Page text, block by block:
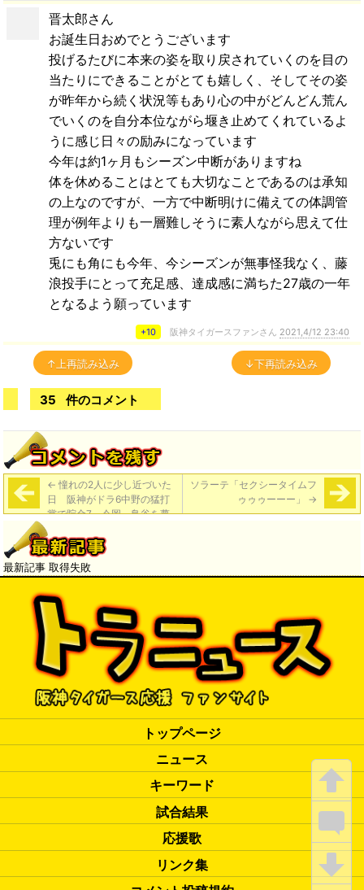
晋太郎さん
お誕生日おめでとうございます
投げるたびに本来の姿を取り戻されていくのを目の
当たりにできることがとても嬉しく、そしてその姿
が昨年から続く状況等もあり心の中がどんどん荒ん
でいくのを自分本位ながら堰き止めてくれているよ
うに感じ日々の励みになっています
今年は約1ヶ月もシーズン中断がありますね
体を休めることはとても大切なことであるのは承知
の上なのですが、一方で中断明けに備えての体調管
理が例年よりも一層難しそうに素人ながら思えて仕
方ないです
兎にも角にも今年、今シーズンが無事怪我なく、藤
浪投手にとって充足感、達成感に満ちた27歳の一年
となるよう願っています
+10 阪神タイガースファンさん 2021,4/12 23:40
↑上再読み込み ↓下再読み込み
35 件のコメント
← 憧れの2人に少し近づいた
日 阪神がドラ6中野の猛打
賞で貯金7 今岡、鳥谷を夢
見た少年が快進撃支える【ス
ポニチ】
ソラーテ「セクシータイムフ
ゥゥゥーーー」 →
最新記事 取得失敗
トップページ
ニュース
キーワード
試合結果
応援歌
リンク集